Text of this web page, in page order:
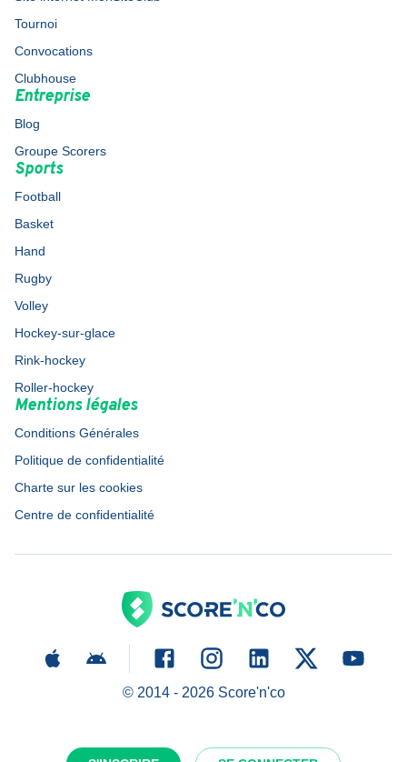
Tournoi
Convocations
Clubhouse
Entreprise
Blog
Groupe Scorers
Sports
Football
Basket
Hand
Rugby
Volley
Hockey-sur-glace
Rink-hockey
Roller-hockey
Mentions légales
Conditions Générales
Politique de confidentialité
Charte sur les cookies
Centre de confidentialité
© 2014 - 2026Score'n'co